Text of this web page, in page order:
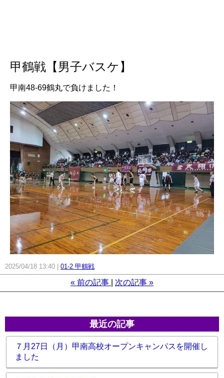
甲鶴戦【男子バスケ】
甲南48-69鶴丸で負けました！
2025/04/18 13:40 01-2 甲鶴戦
« 前の記事 次の記事 »
最近の記事
７月27日（月）甲南高校オープンキャンパスを開催し
ました